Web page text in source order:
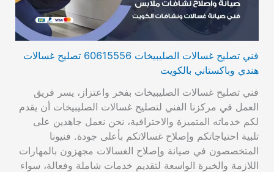
فني تصليح غسالات الصليبيخات 60615556 تصليح غسالات
هندي وباكستاني بالكويت
فني تصليح غسالات الصليبيخات بفخر واعتزاز، يسر فريق
العمل في مركزنا الفني لتصليح غسالات الصليبيخات أن يقدم
لكم خدماته المتميزة والاحترافية، نحن نعمل جاهدين على
تلبية احتياجاتكم وإصلاح غسالاتكم بأعلى جودة. فنيونا
المتخصصون في صيانة وإصلاح الغسالات مجهزون بالمهارات
اللازمة والخبرة الواسعة لتقديم خدمات شاملة وفعالة، سواء